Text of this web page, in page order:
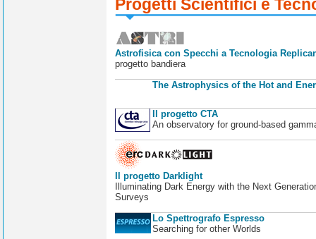
Progetti Scientifici e
Astrofisica con Specchi a Tecnologia
progetto bandiera
The Astrophysics of the Hot and
Il progetto CTA
An observatory for ground-based
Il progetto Darklight
Illuminating Dark Energy with the Next
Surveys
Lo Spettrografo Espresso
Searching for other Worlds